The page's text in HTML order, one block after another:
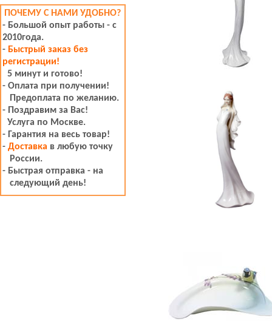
ПОЧЕМУ С НАМИ УДОБНО?
- Большой опыт работы - с
2010года.
- Быстрый заказ без
регистрации!
5 минут и готово!
- Оплата при получении!
Предоплата по желанию.
- Поздравим за Вас!
Услуга по Москве.
- Гарантия на весь товар!
- Доставка в любую точку
России.
- Быстрая отправка - на
следующий день!